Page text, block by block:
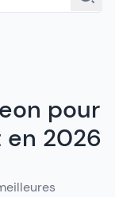
pour
en 2026